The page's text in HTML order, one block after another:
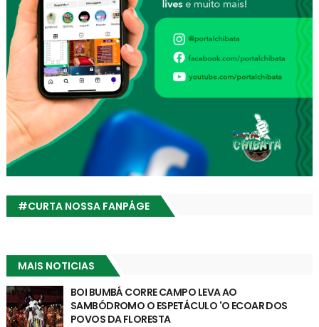
#CURTA NOSSA FANPÁGE
MAIS NOTICIAS
BOI BUMBÁ CORRE CAMPO LEVA AO
SAMBÓDROMO O ESPETÁCULO 'O ECOAR DOS
POVOS DA FLORESTA